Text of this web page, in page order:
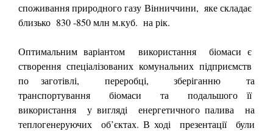
споживання природного газу Вінниччини, яке складає
близько 830 -850 млн м.куб. на рік.
Оптимальним варіантом використання біомаси є
створення спеціалізованих комунальних підприємств
по заготівлі, переробці, зберіганню та
транспортування біомаси та подальшого її
використання у вигляді енергетичного палива на
теплогенеруючих об’єктах. В ході презентації були